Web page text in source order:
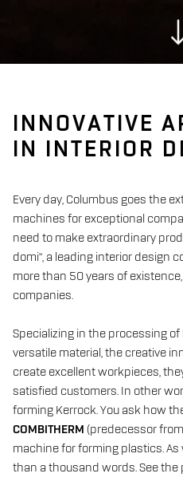
INNOVATIVE
IN INTERIOR
Every day, Columbus goes the
machines for exceptional
need to make extraordinary
domi“, a leading interior design
more than 50 years of
companies.
Specializing in the processing of
versatile material, the creative
create excellent workpieces,
satisfied customers. In other
forming Kerrock. You ask how
COMBITHERM (predecessor from
machine for forming plastics.
than a thousand words. See the